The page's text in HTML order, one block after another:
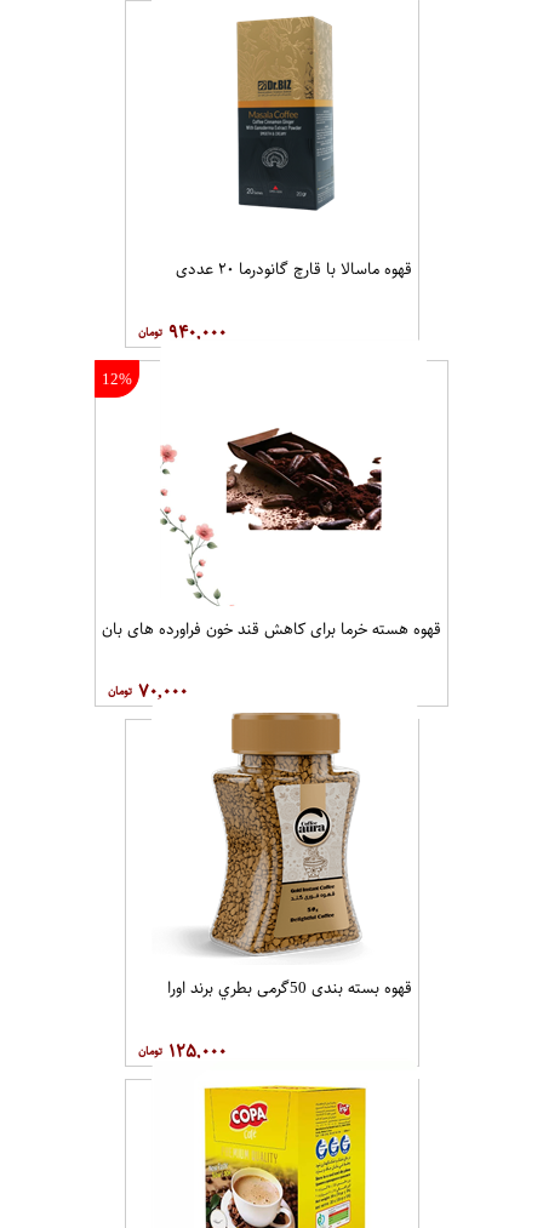
قهوه ماسالا با قارچ گانودرما ۲۰ عددی
۹۴۰,۰۰۰
12%
قهوه هسته خرما برای کاهش قند خون فراورده های بان
۷۰,۰۰۰
قهوه بسته بندی 50گرمی بطري برند اورا
۱۲۵,۰۰۰